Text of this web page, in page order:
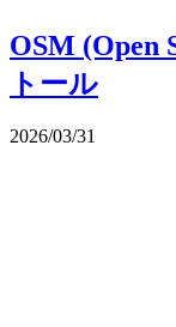
OSM (Open
トール
2026/03/31